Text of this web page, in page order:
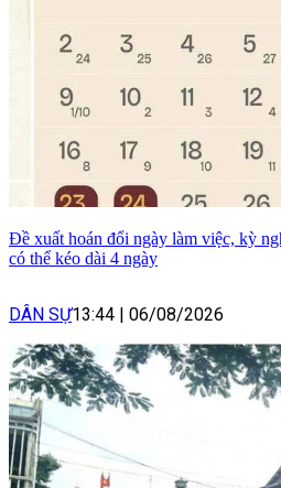
Đề xuất hoán đổi ngày làm việc, kỳ
có thể kéo dài 4 ngày
DÂN SỰ13:44 06/08/2026